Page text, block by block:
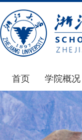
首页 学院概况
学院简介
发展简史
组织机构